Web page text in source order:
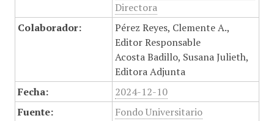
Directora
Colaborador:
Pérez Reyes, Clemente A.,
Editor Responsable
Acosta Badillo, Susana Julieth,
Editora Adjunta
Fecha:
2024-12-10
Fuente:
Fondo Universitario